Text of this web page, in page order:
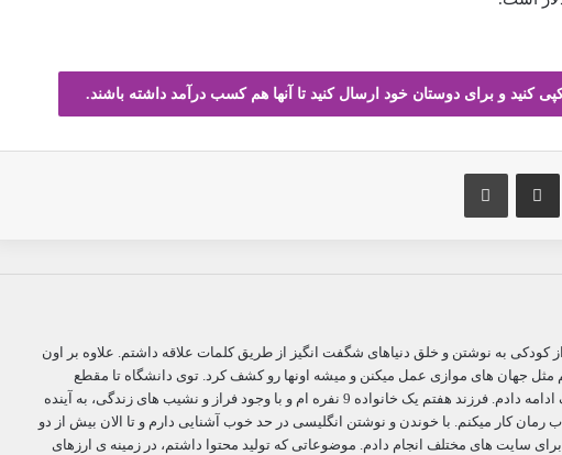
کنید و برای دوستان خود ارسال کنید تا آنها هم کسب درآمد داشته باشند.
ارسال ایمیل چاپ
اطمینان هستم، متولد مهر سال 71. از کودکی به نوشتن و خلق دنیاهای شگفت انگیز از طریق کلمات علاقه داشتم. علاوه بر اون
مثل جهان های موازی عمل میکنن و میشه اونها رو کشف کرد. توی دانشگاه تا مقطع
کارشناسی ارشد در رشته مهندسی مکانیک ادامه دادم. فرزند هفتم یک خانواده 9 نفره ام و با وجود فراز و نشیب های زندگی، به آینده
رمان کار میکنم. با خوندن و نوشتن انگلیسی در حد خوب آشنایی دارم و تا الان بیش از دو
سایت های مختلف انجام دادم. موضوعاتی که تولید محتوا داشتم، در زمینه ی ارزهای